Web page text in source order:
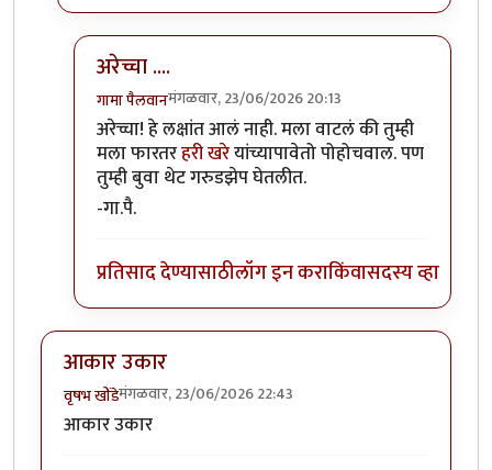
अरेच्चा ....
गामा पैलवानमंगळवार, 23/06/2026 20:13
In reply toवाहनावरून तुमचे वर्णन करायचे…by
अरेच्चा! हे लक्षांत आलं नाही. मला वाटलं की तुम्ही
मला फारतरहरी खरेयांच्यापावेतो पोहोचवाल. पण
तुम्ही बुवा थेट गरुडझेप घेतलीत.
-गा.पै.
प्रतिसाद देण्यासाठीलॉग इन कराकिंवासदस्य व्हा
आकार उकार
वृषभ खोंडेमंगळवार, 23/06/2026 22:43
आकार उकार